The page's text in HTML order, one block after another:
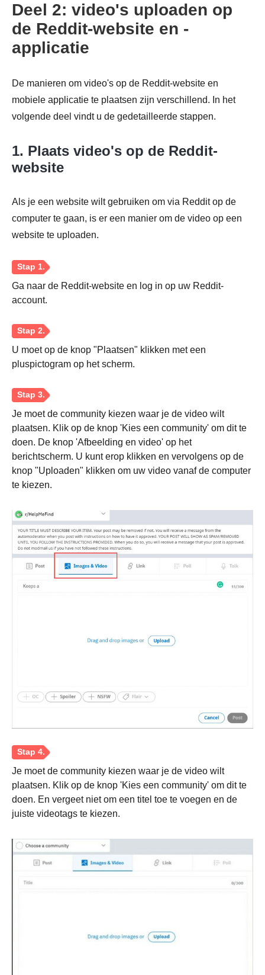
Deel 2: video's uploaden op
de Reddit-website en -
applicatie
De manieren om video's op de Reddit-website en
mobiele applicatie te plaatsen zijn verschillend. In het
volgende deel vindt u de gedetailleerde stappen.
1. Plaats video's op de Reddit-
website
Als je een website wilt gebruiken om via Reddit op de
computer te gaan, is er een manier om de video op een
website te uploaden.
Stap 1.
Ga naar de Reddit-website en log in op uw Reddit-
account.
Stap 2.
U moet op de knop "Plaatsen" klikken met een
pluspictogram op het scherm.
Je moet de community kiezen waar je de video wilt
plaatsen. Klik op de knop 'Kies een community' om dit te
doen. De knop 'Afbeelding en video' op het
berichtscherm. U kunt erop klikken en vervolgens op de
knop "Uploaden" klikken om uw video vanaf de computer
te kiezen.
Je moet de community kiezen waar je de video wilt
plaatsen. Klik op de knop 'Kies een community' om dit te
doen. En vergeet niet om een titel toe te voegen en de
juiste videotags te kiezen.